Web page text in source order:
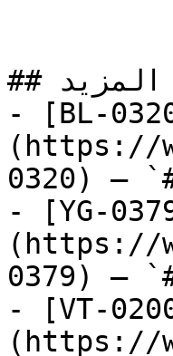
## اكتشف المزيد
- [BL-
(https://
0320) —
- [YG-
(https://
0379) —
- [VT-
(https://